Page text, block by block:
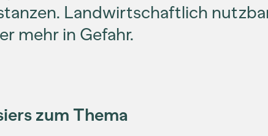
Landwirtschaftlich
mehr in Gefahr.
zum Thema